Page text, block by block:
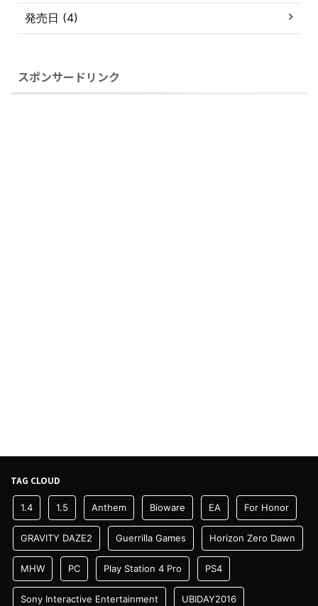
発売日 (4)
スポンサードリンク
TAG CLOUD
1.4 1.5 Anthem Bioware EA For Honor
GRAVITY DAZE2 Guerrilla Games Horizon Zero Dawn
MHW PC Play Station 4 Pro PS4
Sony Interactive Entertainment UBIDAY2016